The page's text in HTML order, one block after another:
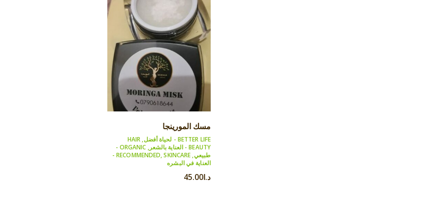
مسك المورينجا
BETTER LIFE - لحياة أفضل ,
HAIR
BEAUTY - العناية بالشعر
,
ORGANIC -
طبيعي,
RECOMMENDED,
SKINCARE -
العناية في البشره
د.ا45.00